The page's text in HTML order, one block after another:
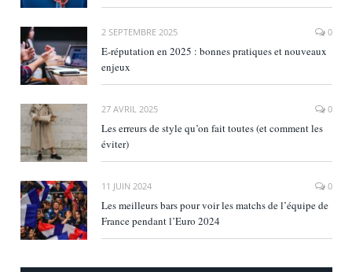
2 SEPTEMBRE 2025 0
E‑réputation en 2025 : bonnes pratiques et nouveaux
enjeux
27 AVRIL 2025 0
Les erreurs de style qu’on fait toutes (et comment les
éviter)
11 JUIN 2024 0
Les meilleurs bars pour voir les matchs de l’équipe de
France pendant l’Euro 2024